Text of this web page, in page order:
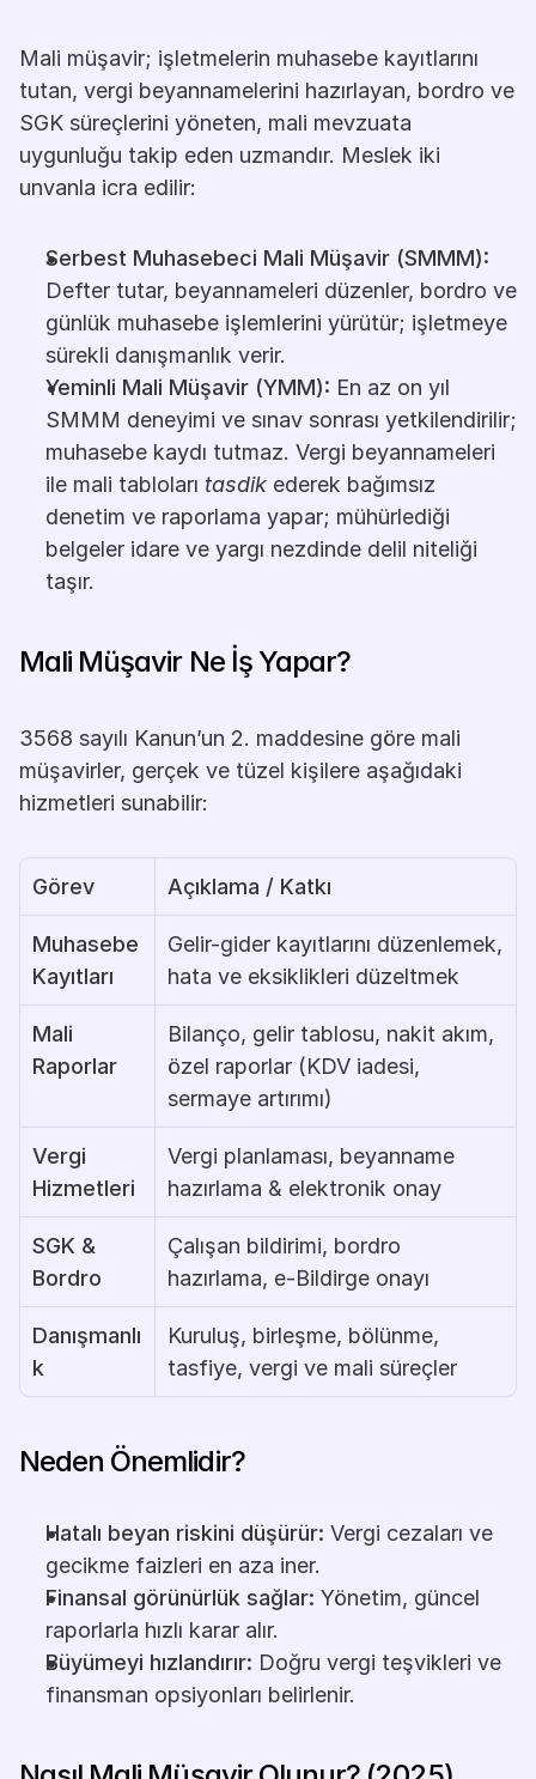
Mali müşavir; işletmelerin muhasebe kayıtlarını
tutan, vergi beyannamelerini hazırlayan, bordro ve
SGK süreçlerini yöneten, mali mevzuata
uygunluğu takip eden uzmandır. Meslek iki
unvanla icra edilir:
Serbest Muhasebeci Mali Müşavir (SMMM):
Defter tutar, beyannameleri düzenler, bordro ve
günlük muhasebe işlemlerini yürütür; işletmeye
sürekli danışmanlık verir.
Yeminli Mali Müşavir (YMM): En az on yıl
SMMM deneyimi ve sınav sonrası yetkilendirilir;
muhasebe kaydı tutmaz. Vergi beyannameleri
ile mali tabloları tasdik ederek bağımsız
denetim ve raporlama yapar; mühürlediği
belgeler idare ve yargı nezdinde delil niteliği
taşır.
Mali Müşavir Ne İş Yapar?
3568 sayılı Kanun’un 2. maddesine göre mali
müşavirler, gerçek ve tüzel kişilere aşağıdaki
hizmetleri sunabilir:
Görev Açıklama / Katkı
Muhasebe
Kayıtları
Gelir-gider kayıtlarını düzenlemek,
hata ve eksiklikleri düzeltmek
Mali
Raporlar
Bilanço, gelir tablosu, nakit akım,
özel raporlar (KDV iadesi,
sermaye artırımı)
Vergi
Hizmetleri
Vergi planlaması, beyanname
hazırlama & elektronik onay
SGK &
Bordro
Çalışan bildirimi, bordro
hazırlama, e-Bildirge onayı
Danışmanlı
k
Kuruluş, birleşme, bölünme,
tasfiye, vergi ve mali süreçler
Neden Önemlidir?
Hatalı beyan riskini düşürür: Vergi cezaları ve
gecikme faizleri en aza iner.
Finansal görünürlük sağlar: Yönetim, güncel
raporlarla hızlı karar alır.
Büyümeyi hızlandırır: Doğru vergi teşvikleri ve
finansman opsiyonları belirlenir.